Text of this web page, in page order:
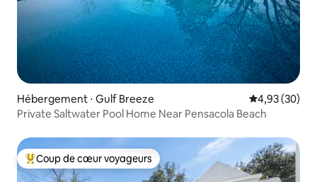
Hébergement ⋅ Gulf Breeze Évaluation
4,93 (30)
Private Saltwater Pool Home Near Pensacola Beach
Coups de cœur voyageurs les plus appréciés
Coup de cœur voyageurs